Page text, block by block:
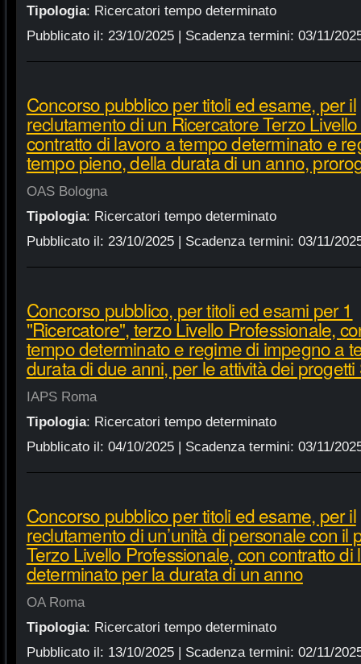
Tipologia: Ricercatori tempo determinato
Pubblicato il: 23/10/2025| Scadenza termini: 03/11/
Concorso pubblico per titoli ed esame, per il
reclutamento di un Ricercatore Terzo
contratto di lavoro a tempo determinato e
tempo pieno, della durata di un anno,
OAS Bologna
Tipologia: Ricercatori tempo determinato
Pubblicato il: 23/10/2025| Scadenza termini: 03/11/
Concorso pubblico, per titoli ed esami per 1
"Ricercatore", terzo Livello Professionale,
tempo determinato e regime di impegno a
durata di due anni, per le attività dei
IAPS Roma
Tipologia: Ricercatori tempo determinato
Pubblicato il: 04/10/2025| Scadenza termini: 03/11/
Concorso pubblico per titoli ed esame, per il
reclutamento di un’unità di personale con il
Terzo Livello Professionale, con contratto
determinato per la durata di un anno
OA Roma
Tipologia: Ricercatori tempo determinato
Pubblicato il: 13/10/2025| Scadenza termini: 02/11/